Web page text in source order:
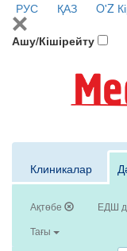
РУС ҚАЗ O'Z
Ашу/Кішірейту
Клиникалар
Ақтөбе
ЕДШ
Тағы